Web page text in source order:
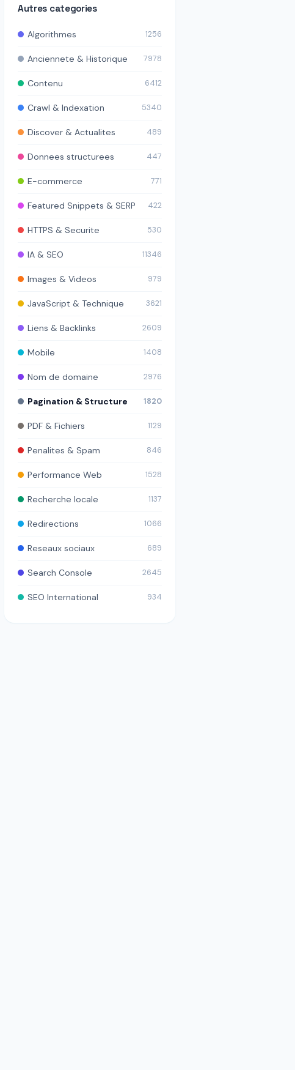
Autres categories
Algorithmes 1256
Anciennete & Historique 7978
Contenu 6412
Crawl & Indexation 5340
Discover & Actualites 489
Donnees structurees 447
E-commerce 771
Featured Snippets & SERP 422
HTTPS & Securite 530
IA & SEO 11346
Images & Videos 979
JavaScript & Technique 3621
Liens & Backlinks 2609
Mobile 1408
Nom de domaine 2976
Pagination & Structure 1820
PDF & Fichiers 1129
Penalites & Spam 846
Performance Web 1528
Recherche locale 1137
Redirections 1066
Reseaux sociaux 689
Search Console 2645
SEO International 934